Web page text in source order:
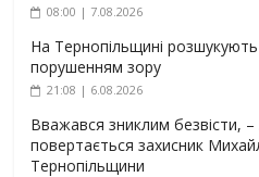
08:00 | 7.08.2026
На Тернопільщині розшукують
порушенням зору
21:08 | 6.08.2026
Вважався зниклим безвісти,
повертається захисник
Тернопільщини